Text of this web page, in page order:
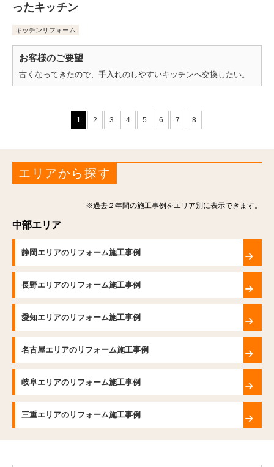
ったキッチン
キッチンリフォーム
お客様のご要望
古くなってきたので、手入れのしやすいキッチンへ交換したい。
1 2 3 4 5 6 7 8
エリアから探す
※過去２年間の施工事例をエリア別に表示できます。
中部エリア
静岡エリアのリフォーム施工事例
長野エリアのリフォーム施工事例
愛知エリアのリフォーム施工事例
名古屋エリアのリフォーム施工事例
岐阜エリアのリフォーム施工事例
三重エリアのリフォーム施工事例